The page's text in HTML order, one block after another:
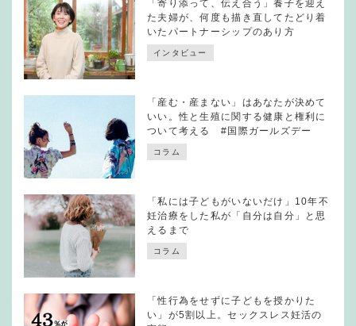
「寄り添って、伝え合う」養子を迎え
た夫婦が、何度も描き直してたどり着
いたパートナーシップのあり方
インタビュー
「産む・産まない」はあなたが決めて
いい。性と生殖に関する健康と権利に
ついて考える #国際ガールズデー
コラム
「私には子どもがいないだけ」10年不
妊治療をした私が「自分は自分」と思
えるまで
コラム
「性行為をせずに子どもを授かりた
い」が5割以上。セックスレス妊活の